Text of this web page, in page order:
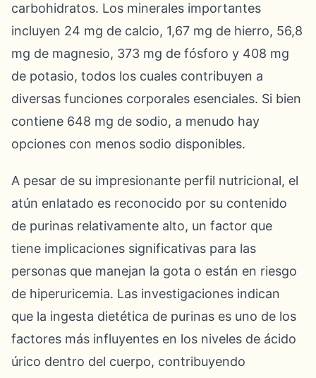
carbohidratos. Los minerales importantes
incluyen 24 mg de calcio, 1,67 mg de hierro, 56,8
mg de magnesio, 373 mg de fósforo y 408 mg
de potasio, todos los cuales contribuyen a
diversas funciones corporales esenciales. Si bien
contiene 648 mg de sodio, a menudo hay
opciones con menos sodio disponibles.
A pesar de su impresionante perfil nutricional, el
atún enlatado es reconocido por su contenido
de purinas relativamente alto, un factor que
tiene implicaciones significativas para las
personas que manejan la gota o están en riesgo
de hiperuricemia. Las investigaciones indican
que la ingesta dietética de purinas es uno de los
factores más influyentes en los niveles de ácido
úrico dentro del cuerpo, contribuyendo